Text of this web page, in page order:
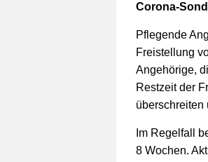
Corona-
Pflegende
Freistellung
Angehörige,
Restzeit der
überschreiten
Im Regelfall
8 Wochen.